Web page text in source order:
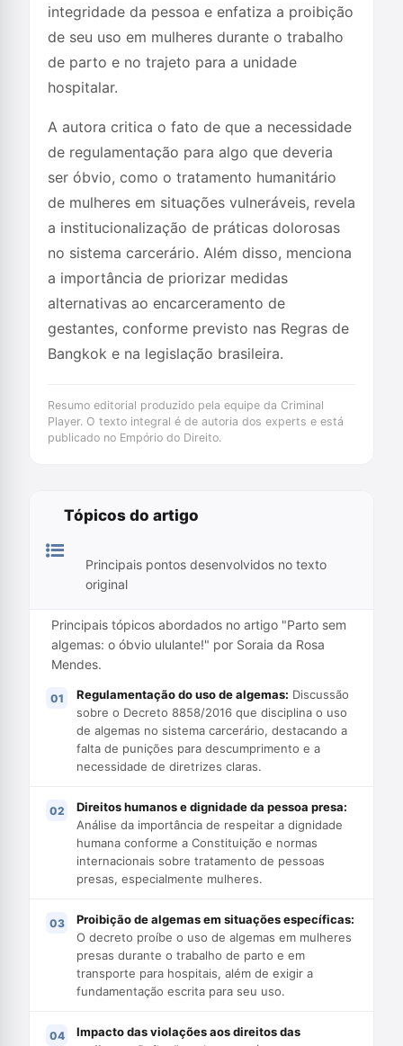
integridade da pessoa e enfatiza a proibição
de seu uso em mulheres durante o trabalho
de parto e no trajeto para a unidade
hospitalar.
A autora critica o fato de que a necessidade
de regulamentação para algo que deveria
ser óbvio, como o tratamento humanitário
de mulheres em situações vulneráveis, revela
a institucionalização de práticas dolorosas
no sistema carcerário. Além disso, menciona
a importância de priorizar medidas
alternativas ao encarceramento de
gestantes, conforme previsto nas Regras de
Bangkok e na legislação brasileira.
Resumo editorial produzido pela equipe da Criminal
Player. O texto integral é de autoria dos experts e está
publicado no Empório do Direito.
Tópicos do artigo
Principais pontos desenvolvidos no texto
original
Principais tópicos abordados no artigo "Parto sem
algemas: o óbvio ululante!" por Soraia da Rosa
Mendes.
Regulamentação do uso de algemas: Discussão
sobre o Decreto 8858/2016 que disciplina o uso
de algemas no sistema carcerário, destacando a
falta de punições para descumprimento e a
necessidade de diretrizes claras.
Direitos humanos e dignidade da pessoa presa:
Análise da importância de respeitar a dignidade
humana conforme a Constituição e normas
internacionais sobre tratamento de pessoas
presas, especialmente mulheres.
Proibição de algemas em situações específicas:
O decreto proíbe o uso de algemas em mulheres
presas durante o trabalho de parto e em
transporte para hospitais, além de exigir a
fundamentação escrita para seu uso.
Impacto das violações aos direitos das